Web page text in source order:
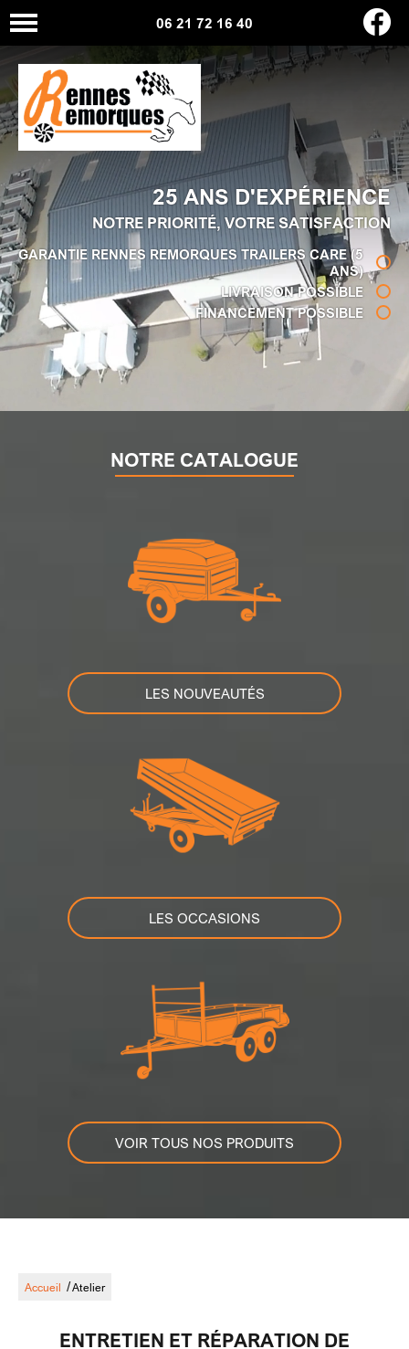
06 21 72 16 40
25 ANS D'EXPÉRIENCE
NOTRE PRIORITÉ, VOTRE SATISFACTION
GARANTIE RENNES REMORQUES TRAILERS CARE (5
ANS)
LIVRAISON POSSIBLE
FINANCEMENT POSSIBLE
NOTRE CATALOGUE
LES NOUVEAUTÉS
LES OCCASIONS
VOIR TOUS NOS PRODUITS
Accueil /Atelier
ENTRETIEN ET RÉPARATION DE